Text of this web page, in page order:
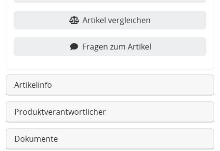
Artikel vergleichen
Fragen zum Artikel
Artikelinfo
Produktverantwortlicher
Dokumente